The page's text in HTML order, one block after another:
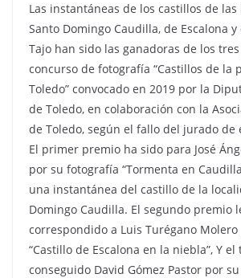
Las instantáneas de los castillos de
Santo Domingo Caudilla, de Escalona
Tajo han sido las ganadoras de los
concurso de fotografía “Castillos de la
Toledo” convocado en 2019 por la
de Toledo, en colaboración con la
de Toledo, según el fallo del jurado de
El primer premio ha sido para José
por su fotografía “Tormenta en
una instantánea del castillo de la
Domingo Caudilla. El segundo premio
correspondido a Luis Turégano
“Castillo de Escalona en la niebla”, Y
conseguido David Gómez Pastor por